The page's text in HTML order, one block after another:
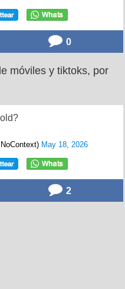
0
móviles y tiktoks, por
May 18, 2026
2